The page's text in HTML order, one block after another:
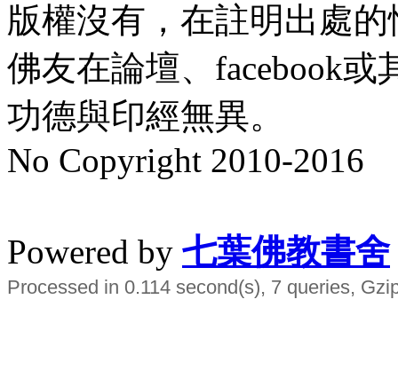
版權沒有，在註明出處
佛友在論壇、facebook
功德與印經無異。
No Copyright 2010-2016
Powered by 七葉佛教書舍
Processed in 0.114 second(s), 7 queries,